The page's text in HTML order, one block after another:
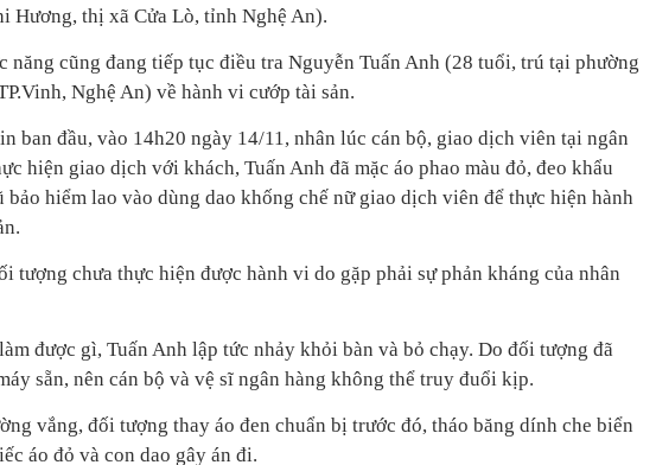
Hương, thị xã Cửa Lò, tỉnh Nghệ An).
năng cũng đang tiếp tục điều tra Nguyễn Tuấn Anh (28 tuổi, trú tại phường
Nghệ An) về hành vi cướp tài sản.
ban đầu, vào 14h20 ngày 14/11, nhân lúc cán bộ, giao dịch viên tại ngân
hiện giao dịch với khách, Tuấn Anh đã mặc áo phao màu đỏ, đeo khẩu
bảo hiểm lao vào dùng dao khống chế nữ giao dịch viên để thực hiện hành
tượng chưa thực hiện được hành vi do gặp phải sự phản kháng của nhân
được gì, Tuấn Anh lập tức nhảy khỏi bàn và bỏ chạy. Do đối tượng đã
sẵn, nên cán bộ và vệ sĩ ngân hàng không thể truy đuổi kịp.
vắng, đối tượng thay áo đen chuẩn bị trước đó, tháo băng dính che biển
áo đỏ và con dao gây án đi.